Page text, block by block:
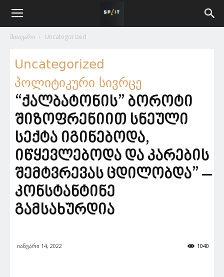
მთავარი Uncategorized
Uncategorized
პოლიტიკური სივრცე
“ქალბატონის” ბოროტი
შიზოფრენიით სნეული
სექტა იგინებოდა,
იწყევლებოდა და კარების
შემტვრევას ცდილობდა” –
კონსტანტინე
გამსახურდია
იანვარი 14, 2022 1040